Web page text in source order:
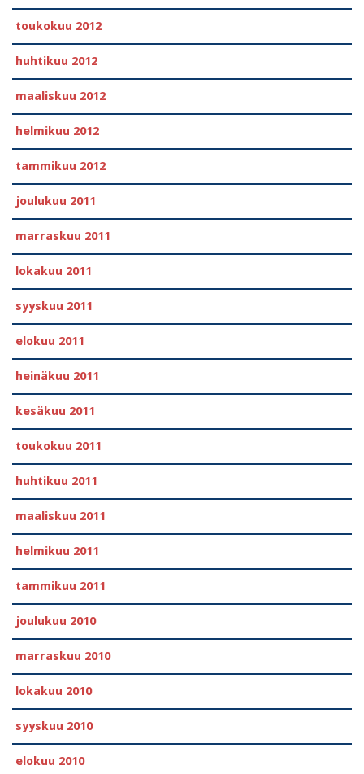
toukokuu 2012
huhtikuu 2012
maaliskuu 2012
helmikuu 2012
tammikuu 2012
joulukuu 2011
marraskuu 2011
lokakuu 2011
syyskuu 2011
elokuu 2011
heinäkuu 2011
kesäkuu 2011
toukokuu 2011
huhtikuu 2011
maaliskuu 2011
helmikuu 2011
tammikuu 2011
joulukuu 2010
marraskuu 2010
lokakuu 2010
syyskuu 2010
elokuu 2010